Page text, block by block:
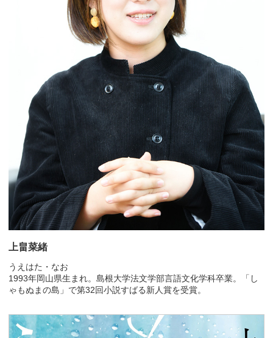
上畠菜緒
うえはた・なお
1993年岡山県生まれ。島根大学法文学部言語文化学科卒業。「し
ゃもぬまの島」で第32回小説すばる新人賞を受賞。